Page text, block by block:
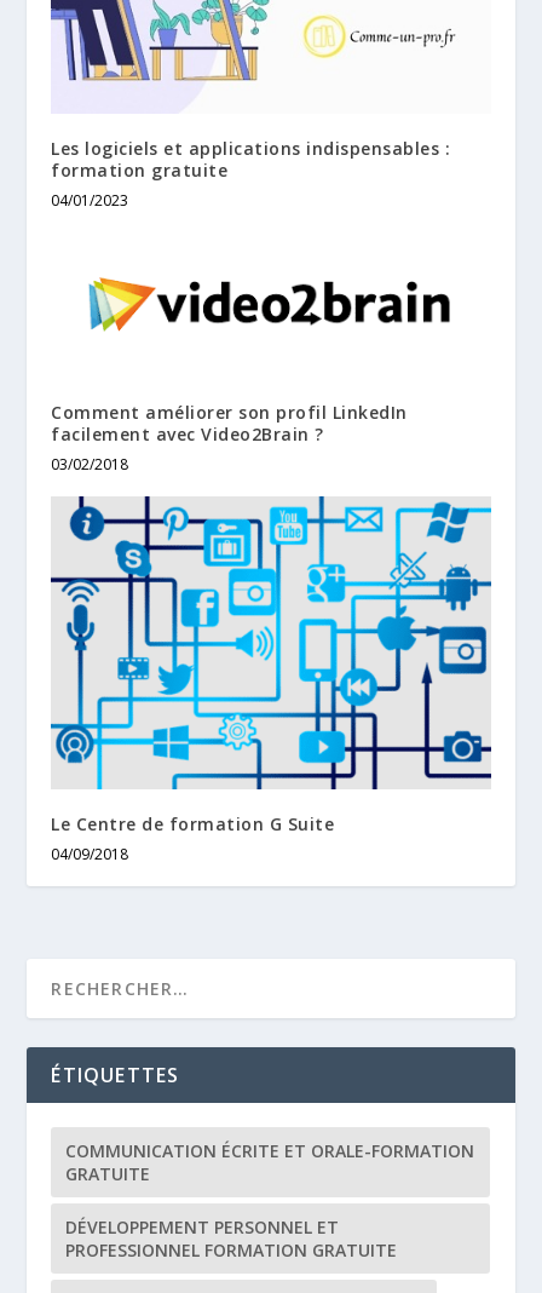
Les logiciels et applications indispensables :
formation gratuite
04/01/2023
Comment améliorer son profil LinkedIn
facilement avec Video2Brain ?
03/02/2018
Le Centre de formation G Suite
04/09/2018
ÉTIQUETTES
COMMUNICATION ÉCRITE ET ORALE-FORMATION
GRATUITE
DÉVELOPPEMENT PERSONNEL ET
PROFESSIONNEL FORMATION GRATUITE